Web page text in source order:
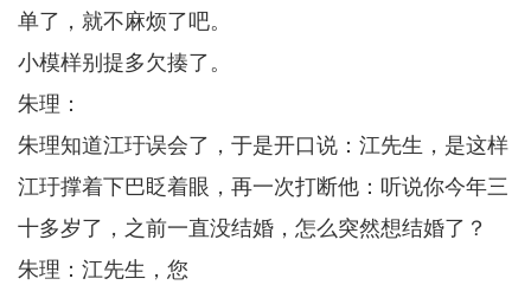
单了，就不麻烦了吧。
小模样别提多欠揍了。
朱理：
朱理知道江玗误会了，于是开口说：江先生，是这样
江玗撑着下巴眨着眼，再一次打断他：听说你今年三
十多岁了，之前一直没结婚，怎么突然想结婚了？
朱理：江先生，您